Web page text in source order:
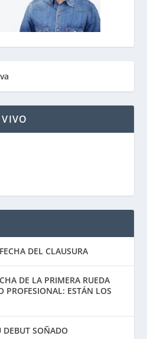
DEL CLAUSURA
DE LA PRIMERA RUEDA
PROFESIONAL: ESTÁN LOS
DEBUT SOÑADO